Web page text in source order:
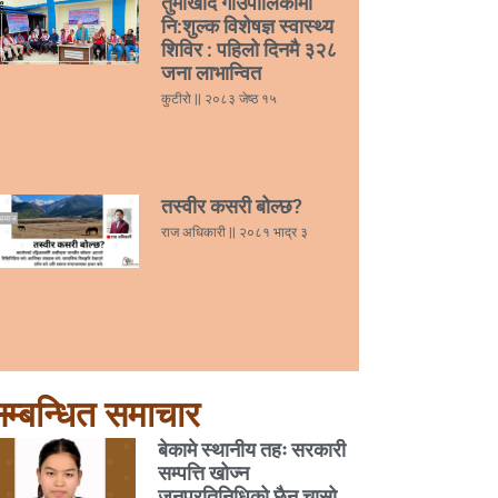
नि:शुल्क विशेषज्ञ स्वास्थ्य
शिविर : पहिलो दिनमै ३२८
जना लाभान्वित
कुटीरो २०८३ जेष्ठ १५
तस्वीर कसरी बोल्छ?
राज अधिकारी २०८१ भाद्र ३
समाचार
बेकामे स्थानीय तहः सरकारी
सम्पत्ति खोज्न